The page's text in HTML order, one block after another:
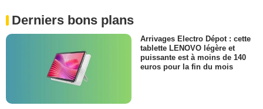
Derniers bons plans
Arrivages Electro Dépot : cette
tablette LENOVO légère et
puissante est à moins de 140
euros pour la fin du mois